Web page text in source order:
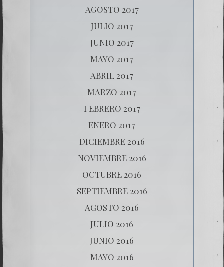
AGOSTO 2017
JULIO 2017
JUNIO 2017
MAYO 2017
ABRIL 2017
MARZO 2017
FEBRERO 2017
ENERO 2017
DICIEMBRE 2016
NOVIEMBRE 2016
OCTUBRE 2016
SEPTIEMBRE 2016
AGOSTO 2016
JULIO 2016
JUNIO 2016
MAYO 2016